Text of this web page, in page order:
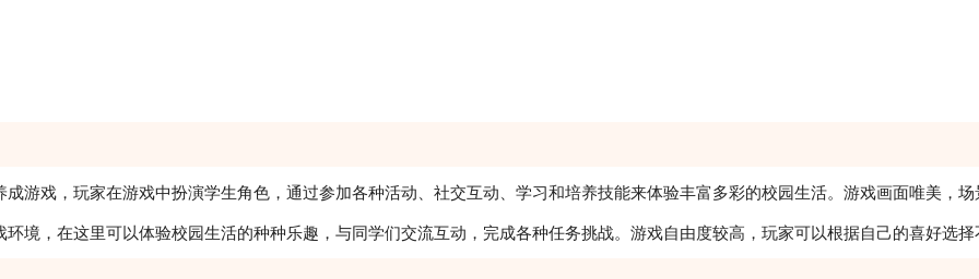
游戏，玩家在游戏中扮演学生角色，通过参加各种活动、社交互动、学习和培养技能来体验丰富多彩的校园生活。游戏画面唯美
境，在这里可以体验校园生活的种种乐趣，与同学们交流互动，完成各种任务挑战。游戏自由度较高，玩家可以根据自己的喜好